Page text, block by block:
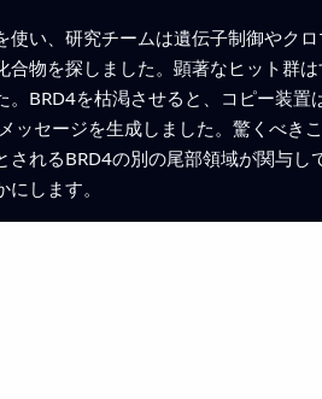
使い、研究チームは遺伝子制御やク
合物を探しました。顕著なヒット群
。BRD4を枯渇させると、コピー装
ッセージを生成しました。驚くべ
されるBRD4の別の尾部領域が関与
します。